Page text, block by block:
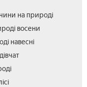
на природі
восени
навесні